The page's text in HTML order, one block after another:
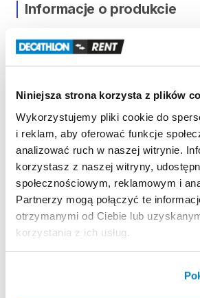
Niniejsza strona korzysta z plików
Wykorzystujemy pliki cookie do
i reklam, aby oferować funkcje
analizować ruch w naszej witrynie.
korzystasz z naszej witryny,
społecznościowym, reklamowym i
Partnerzy mogą połączyć te
otrzymanymi od Ciebie lub
korzystania z ich usług.
Informacje o produkcie
wędrówki i zajęcia na
Osłona przed słońcem​,​ regulowane
Maksymalna
dziecka:
Strona produktu w sklepie
Zasady wypożyczenia
REGULAMIN